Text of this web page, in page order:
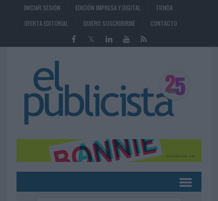
INICIAR SESIÓN EDICIÓN IMPRESA Y DIGITAL
TIENDA
OFERTA EDITORIAL
QUIERO SUSCRIBIRME CONTACTO